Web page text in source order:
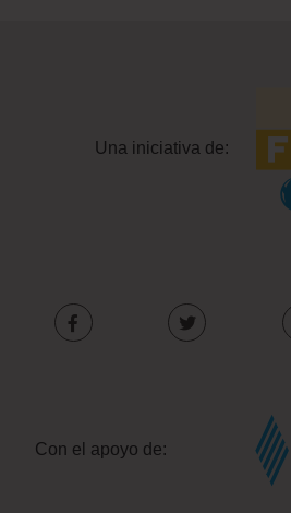
Una iniciativa de:
Con el apoyo de: